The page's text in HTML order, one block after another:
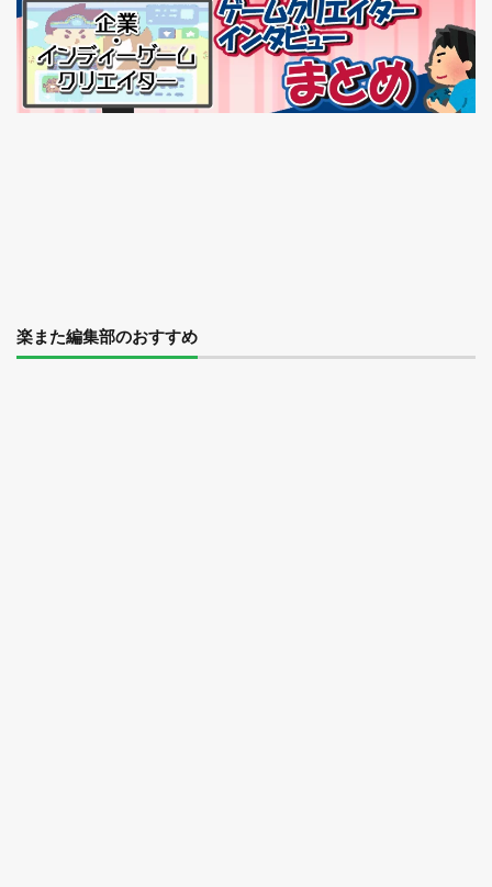
楽また編集部のおすすめ